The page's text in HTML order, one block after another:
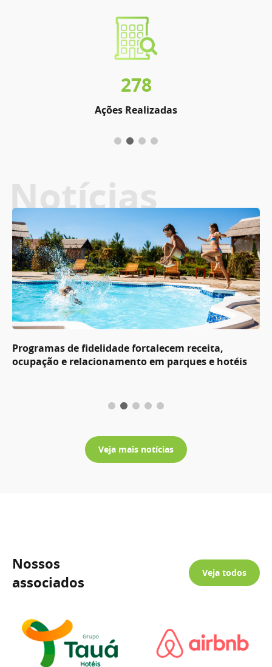
278
Ações Realizadas
Notícias
Programas de fidelidade fortalecem receita,
ocupação e relacionamento em parques e hotéis
Veja mais notícias
Nossos
associados
Veja todos